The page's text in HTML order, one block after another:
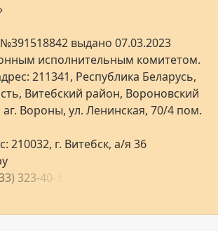
выдано 07.03.2023
исполнительным комитетом.
211341, Республика Беларусь,
Витебский район, Вороновский
аг. Вороны, ул. Ленинская, 70/4 пом.
210032, г. Витебск, а/я 36
3) 323-40-